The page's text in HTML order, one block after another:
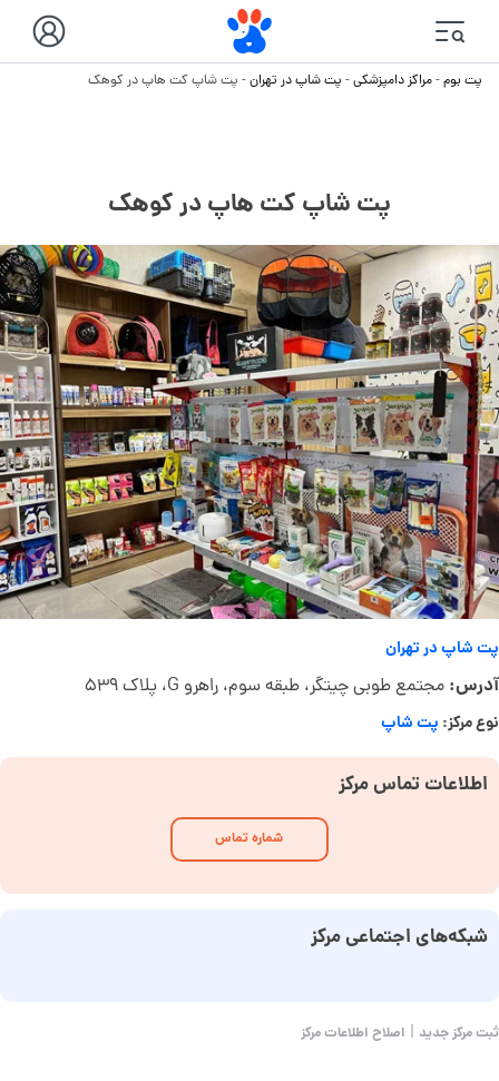
پت بوم-مراکز دامپزشکی- پت شاپ در تهران- پت شاپ کت هاپ در کوهک
پت شاپ کت هاپ در کوهک
پت شاپ در تهران
آدرس: مجتمع طوبی چیتگر، طبقه سوم، راهرو G، پلاک ۵۳۹
نوع مرکز: پت شاپ
اطلاعات تماس مرکز
شماره تماس
شبکه‌های اجتماعی مرکز
ثبت مرکز جدید | اصلاح اطلاعات مرکز